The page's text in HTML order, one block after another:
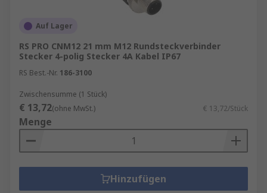
Auf Lager
RS PRO CNM12 21 mm M12 Rundsteckverbinder
Stecker 4-polig Stecker 4A Kabel IP67
RS Best.-Nr. 186-3100
Zwischensumme (1 Stück)
€ 13,72(ohne MwSt.) € 13,72/Stück
Menge
Hinzufügen